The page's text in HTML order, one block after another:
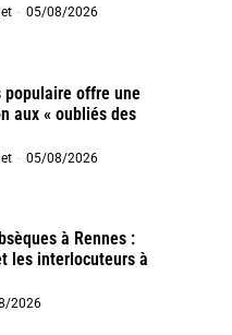
- 05/08/2026
populaire offre une
aux « oubliés des
- 05/08/2026
à Rennes :
les interlocuteurs à
2026